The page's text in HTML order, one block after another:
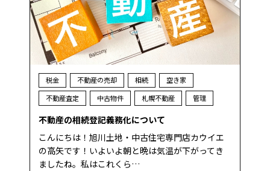
税金 不動産の売却 相続
空き家
不動産査定
中古物件 札幌不動産 管理
不動産の相続登記義務化について
こんにちは！旭川土地・中古住宅専門店カウイエ
の高矢です！いよいよ朝と晩は気温が下がってき
ましたね。私はこれくら…